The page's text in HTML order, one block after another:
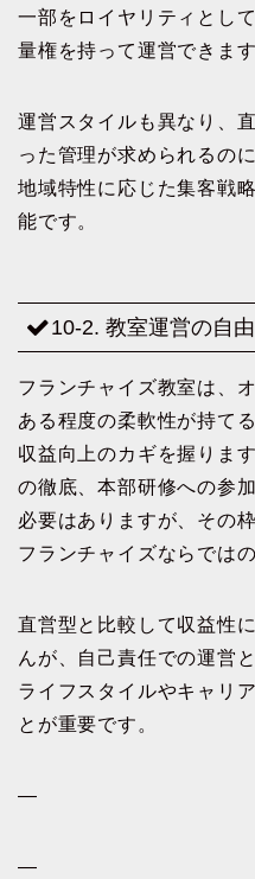
一部をロイヤリティとし
量権を持って運営できます
運営スタイルも異なり、
った管理が求められるの
地域特性に応じた集客戦
能です。
10-2. 教室運営の自
フランチャイズ教室は、
ある程度の柔軟性が持て
収益向上のカギを握りま
の徹底、本部研修への参
必要はありますが、その
フランチャイズならでは
直営型と比較して収益性
んが、自己責任での運営
ライフスタイルやキャリ
とが重要です。
—
—